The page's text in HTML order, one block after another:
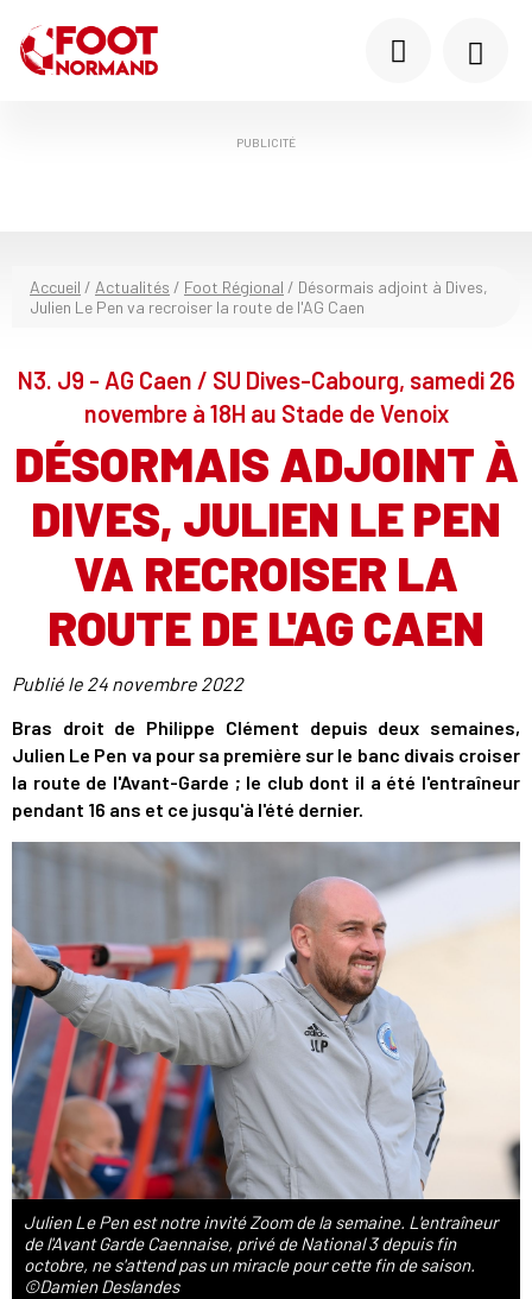
PUBLICITÉ
Accueil / Actualités / Foot Régional / Désormais adjoint à Dives,
Julien Le Pen va recroiser la route de l'AG Caen
N3. J9 - AG Caen / SU Dives-Cabourg, samedi 26
novembre à 18H au Stade de Venoix
DÉSORMAIS ADJOINT À
DIVES, JULIEN LE PEN
VA RECROISER LA
ROUTE DE L'AG CAEN
Publié le 24 novembre 2022
Bras droit de Philippe Clément depuis deux semaines,
Julien Le Pen va pour sa première sur le banc divais croiser
la route de l'Avant-Garde ; le club dont il a été l'entraîneur
pendant 16 ans et ce jusqu'à l'été dernier.
Julien Le Pen est notre invité Zoom de la semaine. L'entraîneur
de l'Avant Garde Caennaise, privé de National 3 depuis fin
octobre, ne s'attend pas un miracle pour cette fin de saison.
©Damien Deslandes